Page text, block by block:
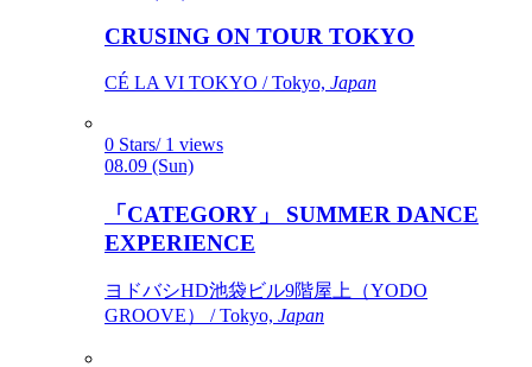
CRUSING ON TOUR TOKYO
CÉ LA VI TOKYO / Tokyo, Japan
0 Stars/ 1 views
08.09 (Sun)
「CATEGORY」 SUMMER DANCE
EXPERIENCE
ヨドバシHD池袋ビル9階屋上（YODO
GROOVE） / Tokyo, Japan